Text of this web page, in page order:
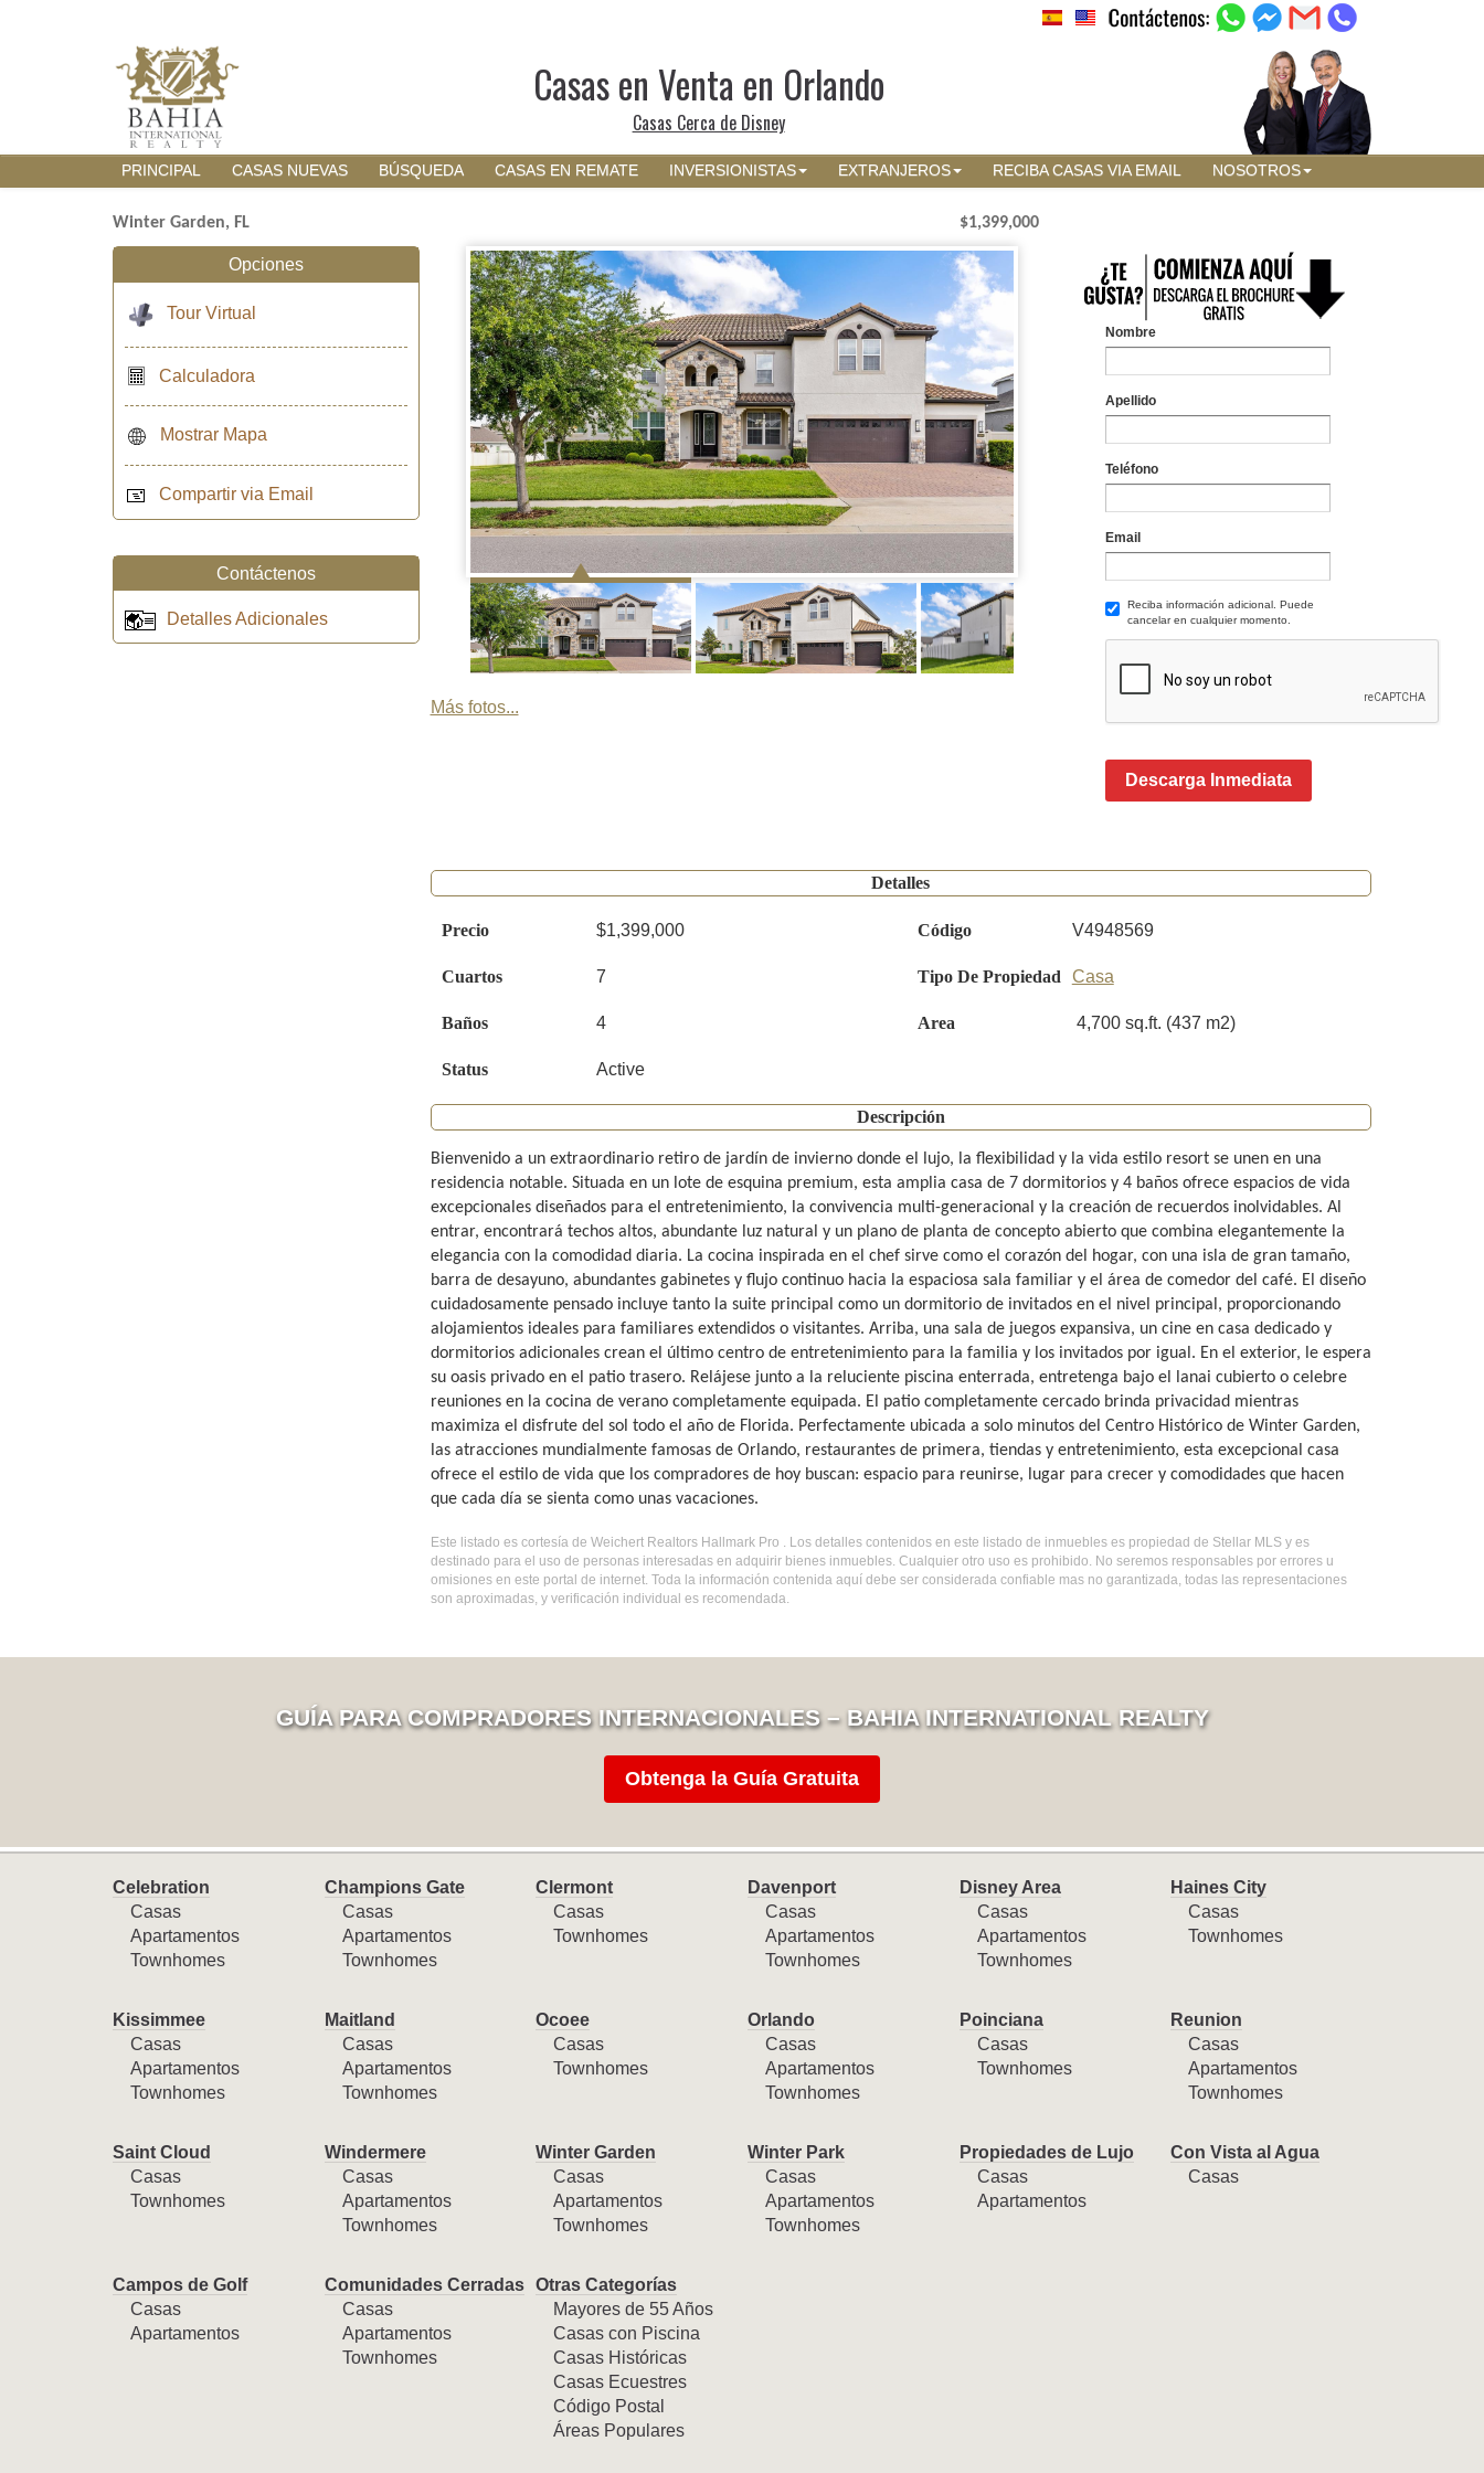
Casas en Venta en Orlando
Casas Cerca de Disney
PRINCIPAL CASAS NUEVAS BÚSQUEDA CASAS EN REMATE INVERSIONISTAS EXTRANJEROS RECIBA CASAS VIA EMAIL NOSOTROS
Winter Garden, FL $1,399,000
Más fotos...
Nombre
Apellido
Teléfono
Email
Reciba información adicional. Puede
cancelar en cualquier momento.
Descarga Inmediata
Detalles
Precio $1,399,000 Código V4948569
Cuartos 7 Tipo De Propiedad Casa
Baños 4 Area 4,700 sq.ft. (437 m2)
Status Active
Descripción
Bienvenido a un extraordinario retiro de jardín de invierno donde el lujo, la flexibilidad y la vida estilo resort se unen en una
residencia notable. Situada en un lote de esquina premium, esta amplia casa de 7 dormitorios y 4 baños ofrece espacios de vida
excepcionales diseñados para el entretenimiento, la convivencia multi-generacional y la creación de recuerdos inolvidables. Al
entrar, encontrará techos altos, abundante luz natural y un plano de planta de concepto abierto que combina elegantemente la
elegancia con la comodidad diaria. La cocina inspirada en el chef sirve como el corazón del hogar, con una isla de gran tamaño,
barra de desayuno, abundantes gabinetes y flujo continuo hacia la espaciosa sala familiar y el área de comedor del café. El diseño
cuidadosamente pensado incluye tanto la suite principal como un dormitorio de invitados en el nivel principal, proporcionando
alojamientos ideales para familiares extendidos o visitantes. Arriba, una sala de juegos expansiva, un cine en casa dedicado y
dormitorios adicionales crean el último centro de entretenimiento para la familia y los invitados por igual. En el exterior, le espera
su oasis privado en el patio trasero. Relájese junto a la reluciente piscina enterrada, entretenga bajo el lanai cubierto o celebre
reuniones en la cocina de verano completamente equipada. El patio completamente cercado brinda privacidad mientras
maximiza el disfrute del sol todo el año de Florida. Perfectamente ubicada a solo minutos del Centro Histórico de Winter Garden,
las atracciones mundialmente famosas de Orlando, restaurantes de primera, tiendas y entretenimiento, esta excepcional casa
ofrece el estilo de vida que los compradores de hoy buscan: espacio para reunirse, lugar para crecer y comodidades que hacen
que cada día se sienta como unas vacaciones.
Este listado es cortesía de Weichert Realtors Hallmark Pro . Los detalles contenidos en este listado de inmuebles es propiedad de Stellar MLS y es
destinado para el uso de personas interesadas en adquirir bienes inmuebles. Cualquier otro uso es prohibido. No seremos responsables por errores u
omisiones en este portal de internet. Toda la información contenida aquí debe ser considerada confiable mas no garantizada, todas las representaciones
son aproximadas, y verificación individual es recomendada.
Opciones
Tour Virtual
Calculadora
Mostrar Mapa
Compartir via Email
Contáctenos
Detalles Adicionales
GUÍA PARA COMPRADORES INTERNACIONALES – BAHIA INTERNATIONAL REALTY
Obtenga la Guía Gratuita
Celebration
Casas
Apartamentos
Townhomes
Champions Gate
Casas
Apartamentos
Townhomes
Clermont
Casas
Townhomes
Davenport
Casas
Apartamentos
Townhomes
Disney Area
Casas
Apartamentos
Townhomes
Haines City
Casas
Townhomes
Kissimmee
Casas
Apartamentos
Townhomes
Maitland
Casas
Apartamentos
Townhomes
Ocoee
Casas
Townhomes
Orlando
Casas
Apartamentos
Townhomes
Poinciana
Casas
Townhomes
Reunion
Casas
Apartamentos
Townhomes
Saint Cloud
Casas
Townhomes
Windermere
Casas
Apartamentos
Townhomes
Winter Garden
Casas
Apartamentos
Townhomes
Winter Park
Casas
Apartamentos
Townhomes
Propiedades de Lujo
Casas
Apartamentos
Con Vista al Agua
Casas
Campos de Golf
Casas
Apartamentos
Comunidades Cerradas
Casas
Apartamentos
Townhomes
Otras Categorías
Mayores de 55 Años
Casas con Piscina
Casas Históricas
Casas Ecuestres
Código Postal
Áreas Populares